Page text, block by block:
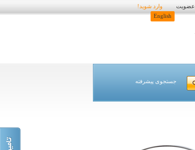
عضویت
وارد شوید!
English
جستجوی پیشرفته